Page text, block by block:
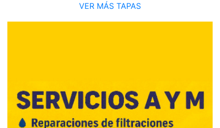
VER MÁS TAPAS